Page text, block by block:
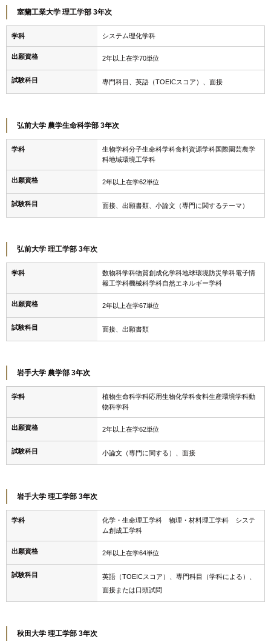
室蘭工業大学 理工学部 3年次
学科 システム理化学科
出願資格 2年以上在学70単位
試験科目 専門科目、英語（TOEICスコア）、面接
弘前大学 農学生命科学部 3年次
学科
生物学科分子生命科学科食料資源学科国際園芸農学
科地域環境工学科
出願資格 2年以上在学62単位
試験科目 面接、出願書類、小論文（専門に関するテーマ）
弘前大学 理工学部 3年次
学科
数物科学科物質創成化学科地球環境防災学科電子情
報工学科機械科学科自然エネルギー学科
出願資格 2年以上在学67単位
試験科目 面接、出願書類
岩手大学 農学部 3年次
学科
植物生命科学科応用生物化学科食料生産環境学科動
物科学科
出願資格 2年以上在学62単位
試験科目 小論文（専門に関する）、面接
岩手大学 理工学部 3年次
学科
化学・生命理工学科 物理・材料理工学科 システ
ム創成工学科
出願資格 2年以上在学64単位
試験科目
英語（TOEICスコア）、専門科目（学科による）、
面接または口頭試問
秋田大学 理工学部 3年次